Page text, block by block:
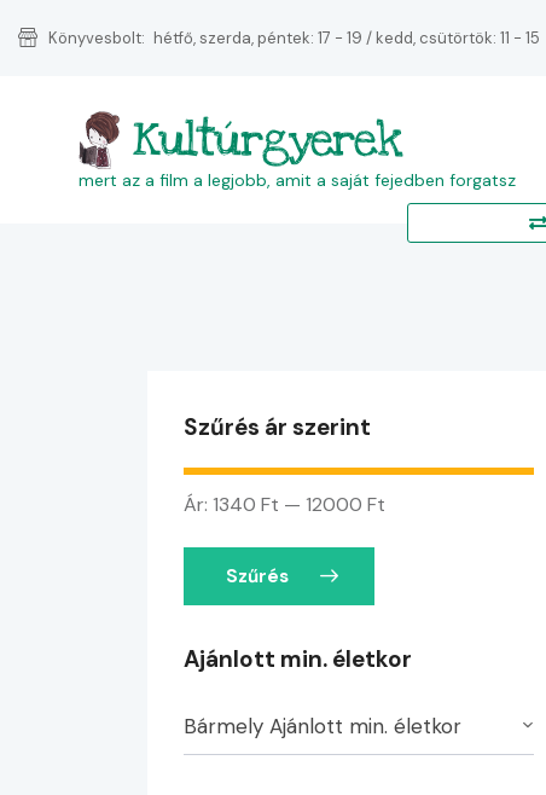
Könyvesbolt: hétfő, szerda, péntek: 17 - 19 / kedd, csütörtök: 11 - 15
Kultúrgyerek
mert az a film a legjobb, amit a saját fejedben forgatsz
Szűrés ár szerint
Szűrés
Ár: 1340 Ft — 12000 Ft
Ajánlott min. életkor
Bármely Ajánlott min. életkor